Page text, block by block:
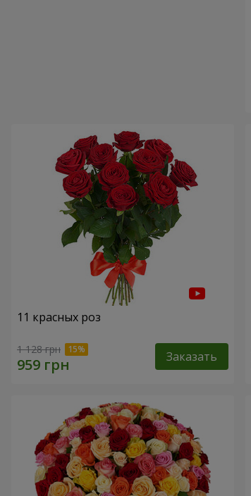
11 красных роз
1 128 грн Заказать